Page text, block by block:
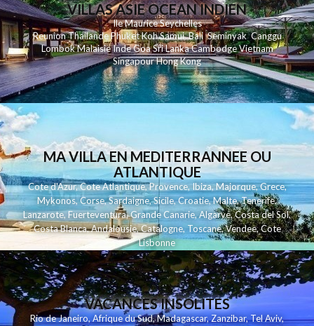
VILLAS ASIE OCEAN INDIEN
Ile MauriceSeychelles
ReunionThailandePhuketKohSamui Bali SeminyakCanggu
LombokMalaisieIndeGoaSri LankaCambodgeVietnam
SingapourHong Kong
MA VILLA EN MEDITERRANNEE OU
ATLANTIQUE
Cote d'Azur,Cote Atlantique,Provence,Ibiza,Majorque,Grece,
Mykonos,Corse,Sardaigne,Sicile,Croatie,Malte,Tenerife,
Lanzarote,Fuerteventura,Grande Canarie,Algarve,Costa del Sol,
Costa Blanca,Andalousie,Catalogne,Toscane,Vendee,Cote
Lisbonne
VACANCES INSOLITES
Rio de Janeiro,Afrique du Sud,Madagascar,Zanzibar,Tel Aviv,